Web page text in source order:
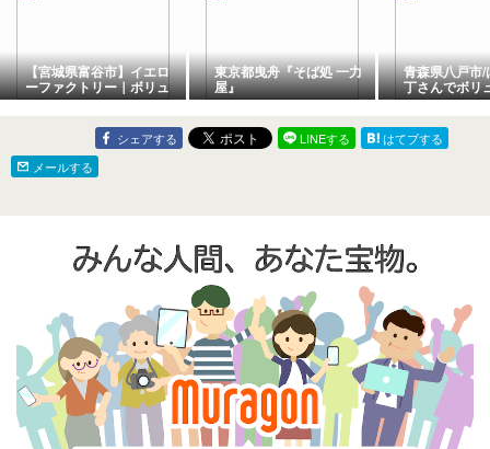
【宮城県富谷市】イエロ
ーファクトリー｜ボリュ
ーム満点定食が評判の国
道4号線沿い超人気食堂
東京都曳舟『そば処 一力
屋』
青森県八戸市
丁さんでボリ
の定食を食べ
た。
シェアする LINEする
はてブする
メールする